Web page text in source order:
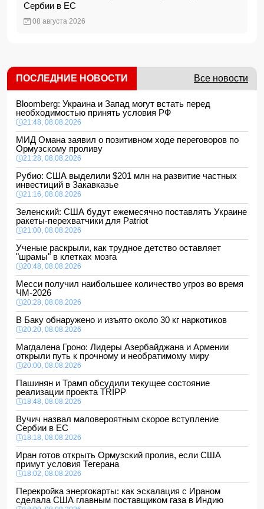
Сербии в ЕС
08 августа 2026
ПОСЛЕДНИЕ НОВОСТИ Все новости
Bloomberg: Украина и Запад могут встать перед
необходимостью принять условия РФ
21:48, 08.08.2026
МИД Омана заявил о позитивном ходе переговоров по
Ормузскому проливу
21:28, 08.08.2026
Рубио: США выделили $201 млн на развитие частных
инвестиций в Закавказье
21:16, 08.08.2026
Зеленский: США будут ежемесячно поставлять Украине
ракеты-перехватчики для Patriot
21:00, 08.08.2026
Ученые раскрыли, как трудное детство оставляет
"шрамы" в клетках мозга
20:48, 08.08.2026
Месси получил наибольшее количество угроз во время
ЧМ-2026
20:28, 08.08.2026
В Баку обнаружено и изъято около 30 кг наркотиков
20:20, 08.08.2026
Магдалена Гроно: Лидеры Азербайджана и Армении
открыли путь к прочному и необратимому миру
20:00, 08.08.2026
Пашинян и Трамп обсудили текущее состояние
реализации проекта TRIPP
18:48, 08.08.2026
Вучич назвал маловероятным скорое вступление
Сербии в ЕС
18:18, 08.08.2026
Иран готов открыть Ормузский пролив, если США
примут условия Тегерана
18:02, 08.08.2026
Перекройка энергокарты: как эскалация с Ираном
сделала США главным поставщиком газа в Индию